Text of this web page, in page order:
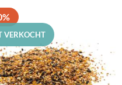
VERKOCHT
favorieten